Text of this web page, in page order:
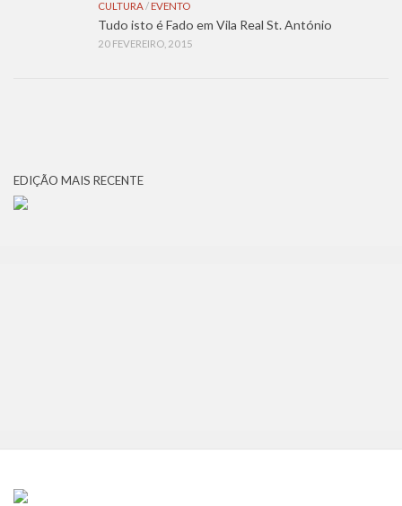
CULTURA / EVENTO
Tudo isto é Fado em Vila Real St. António
20 FEVEREIRO, 2015
EDIÇÃO MAIS RECENTE